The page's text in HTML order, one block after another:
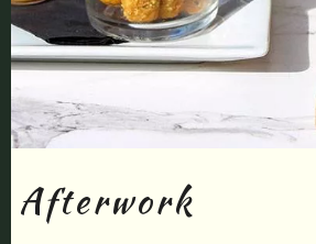
Afterwork